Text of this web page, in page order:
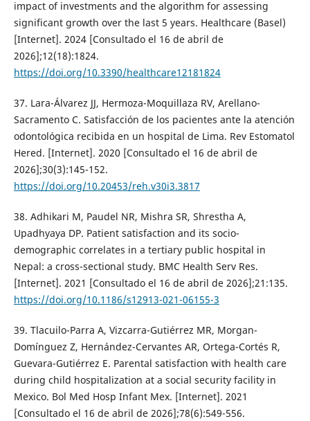
impact of investments and the algorithm for assessing
significant growth over the last 5 years. Healthcare (Basel)
[Internet]. 2024 [Consultado el 16 de abril de
2026];12(18):1824.
https://doi.org/10.3390/healthcare12181824
37. Lara-Álvarez JJ, Hermoza-Moquillaza RV, Arellano-
Sacramento C. Satisfacción de los pacientes ante la atención
odontológica recibida en un hospital de Lima. Rev Estomatol
Hered. [Internet]. 2020 [Consultado el 16 de abril de
2026];30(3):145-152.
https://doi.org/10.20453/reh.v30i3.3817
38. Adhikari M, Paudel NR, Mishra SR, Shrestha A,
Upadhyaya DP. Patient satisfaction and its socio-
demographic correlates in a tertiary public hospital in
Nepal: a cross-sectional study. BMC Health Serv Res.
[Internet]. 2021 [Consultado el 16 de abril de 2026];21:135.
https://doi.org/10.1186/s12913-021-06155-3
39. Tlacuilo-Parra A, Vizcarra-Gutiérrez MR, Morgan-
Domínguez Z, Hernández-Cervantes AR, Ortega-Cortés R,
Guevara-Gutiérrez E. Parental satisfaction with health care
during child hospitalization at a social security facility in
Mexico. Bol Med Hosp Infant Mex. [Internet]. 2021
[Consultado el 16 de abril de 2026];78(6):549-556.